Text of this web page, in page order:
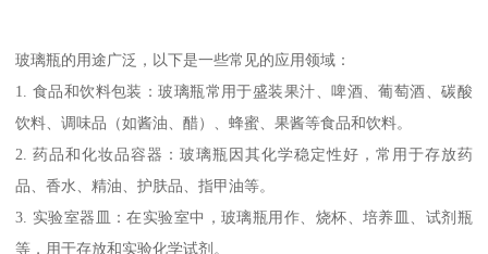
玻璃瓶的用途广泛，以下是一些常见的应用领域：
1. 食品和饮料包装：玻璃瓶常用于盛装果汁、啤酒、葡萄酒、碳酸
饮料、调味品（如酱油、醋）、蜂蜜、果酱等食品和饮料。
2. 药品和化妆品容器：玻璃瓶因其化学稳定性好，常用于存放药
品、香水、精油、护肤品、指甲油等。
3. 实验室器皿：在实验室中，玻璃瓶用作、烧杯、培养皿、试剂瓶
等，用于存放和实验化学试剂。